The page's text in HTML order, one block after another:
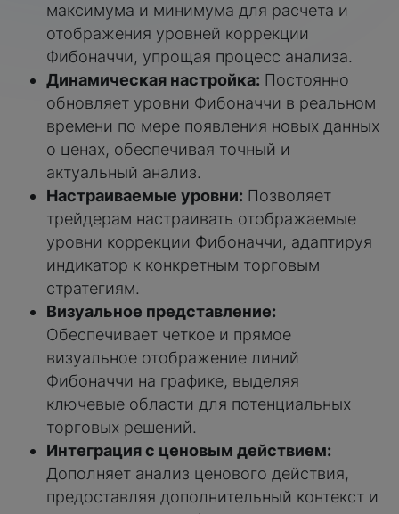
максимума и минимума для расчета и
отображения уровней коррекции
Фибоначчи, упрощая процесс анализа.
Динамическая настройка: Постоянно
обновляет уровни Фибоначчи в реальном
времени по мере появления новых данных
о ценах, обеспечивая точный и
актуальный анализ.
Настраиваемые уровни: Позволяет
трейдерам настраивать отображаемые
уровни коррекции Фибоначчи, адаптируя
индикатор к конкретным торговым
стратегиям.
Визуальное представление:
Обеспечивает четкое и прямое
визуальное отображение линий
Фибоначчи на графике, выделяя
ключевые области для потенциальных
торговых решений.
Интеграция с ценовым действием:
Дополняет анализ ценового действия,
предоставляя дополнительный контекст и